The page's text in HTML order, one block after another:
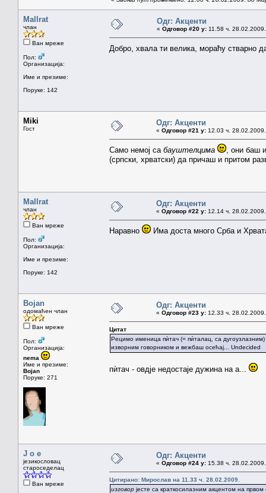
Mallrat
члан
Ван мреже
Пол:
Организација:
Име и презиме:
Поруке: 142
Одг: Акценти
« Одговор #20 у: 11.58 ч.
Добро, хвала ти велика, мораћу стварно
Miki
Гост
Одг: Акценти
« Одговор #21 у: 12.03 ч.
Само немој са бауштелцима
, они баш
(српски, хрватски) да причаш и притом
Mallrat
члан
Ван мреже
Пол:
Организација:
Име и презиме:
Поруке: 142
Одг: Акценти
« Одговор #22 у: 12.14 ч.
Наравно Има доста много Срба и
Bojan
одомаћен члан
Ван мреже
Пол:
Организација:
nema
Име и презиме:
Bojan
Поруке: 271
Одг: Акценти
« Одговор #23 у: 12.33 ч.
Цитат
Рецимо именица пѝтач (= пи́талац, са
изворним говорником и вежбаш осећај... Undecided
пѝтач - овдје недостаје дужина на а...
J o e
језикословац
староседелац
Ван мреже
Одг: Акценти
« Одговор #24 у: 15.38 ч.
Цитирано: Мирослав на 11.33 ч. 28.02.2009.
изговор јесте са краткосилазним акцентом на